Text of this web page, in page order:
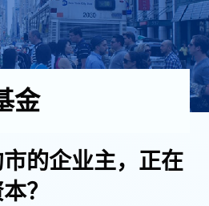
金
的企业主，正在
？